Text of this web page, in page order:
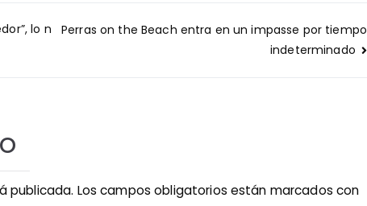
lo n
Perras on the Beach entra en un impasse por tiempo
indeterminado
publicada. Los campos obligatorios están marcados con